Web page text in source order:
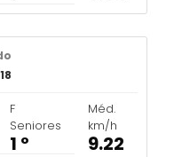
F
Seniores
1 º
Méd.
km/h
9.22